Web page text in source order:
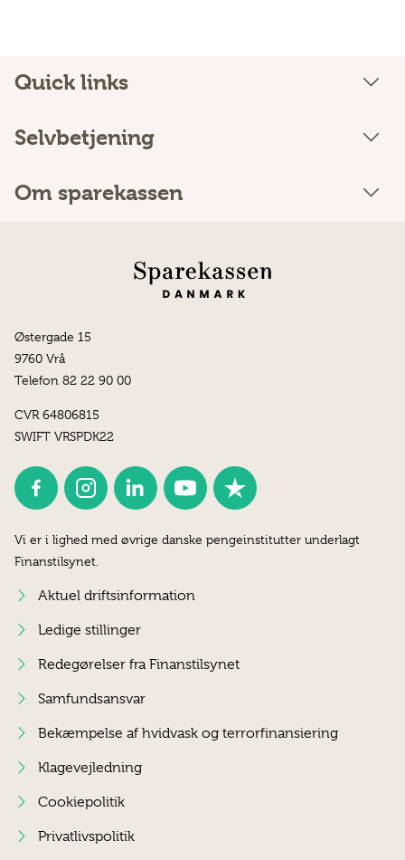
Quick links
Selvbetjening
Om sparekassen
Østergade 15
9760 Vrå
Telefon 82 22 90 00
CVR 64806815
SWIFT VRSPDK22
Vi er i lighed med øvrige danske pengeinstitutter underlagt
Finanstilsynet.
Aktuel driftsinformation
Ledige stillinger
Redegørelser fra Finanstilsynet
Samfundsansvar
Bekæmpelse af hvidvask og terrorfinansiering
Klagevejledning
Cookiepolitik
Privatlivspolitik